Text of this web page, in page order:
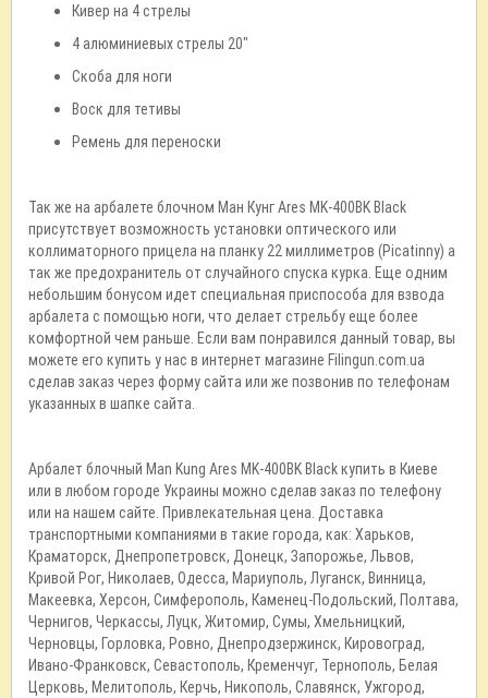
Кивер на 4 стрелы
4 алюминиевых стрелы 20"
Скоба для ноги
Воск для тетивы
Ремень для переноски
Так же на арбалете блочном Ман Кунг Ares MK-400BK Black
присутствует возможность установки оптического или
коллиматорного прицела на планку 22 миллиметров (Picatinny) а
так же предохранитель от случайного спуска курка. Еще одним
небольшим бонусом идет специальная приспособа для взвода
арбалета с помощью ноги, что делает стрельбу еще более
комфортной чем раньше. Если вам понравился данный товар, вы
можете его купить у нас в интернет магазине Filingun.com.ua
сделав заказ через форму сайта или же позвонив по телефонам
указанных в шапке сайта.
Арбалет блочный Man Kung Ares MK-400BK Black купить в Киеве
или в любом городе Украины можно сделав заказ по телефону
или на нашем сайте. Привлекательная цена. Доставка
транспортными компаниями в такие города, как: Харьков,
Краматорск, Днепропетровск, Донецк, Запорожье, Львов,
Кривой Рог, Николаев, Одесса, Мариуполь, Луганск, Винница,
Макеевка, Херсон, Симферополь, Каменец-Подольский, Полтава,
Чернигов, Черкассы, Луцк, Житомир, Сумы, Хмельницкий,
Черновцы, Горловка, Ровно, Днепродзержинск, Кировоград,
Ивано-Франковск, Севастополь, Кременчуг, Тернополь, Белая
Церковь, Мелитополь, Керчь, Никополь, Славянск, Ужгород,